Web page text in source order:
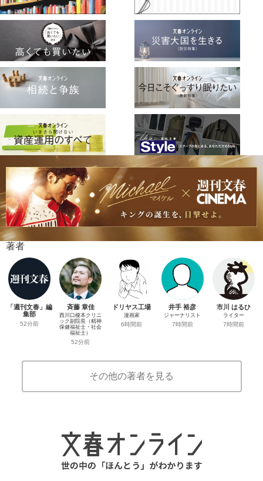
著者
「週刊文春」編
集部
52分前
斉藤 章佳
西川口榎本クリニ
ック副院長（精神
保健福祉士・社会
福祉士）
52分前
ドリヤス工場
漫画家
6時間前
井手 裕彦
ジャーナリスト
7時間前
市川 はるひ
ライター
7時間前
その他の著者を見る